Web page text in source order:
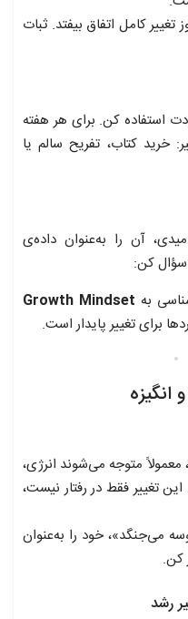
تغییر کامل اتفاق بیفتد. ثبات
استفاده کن. برای هر هفته
خرید کتاب، تفریح سالم یا
آن را به‌عنوان داده‌ی
کن:
به Growth Mindset
برای تغییر پایدار است.
معمولاً متوجه می‌شوند انرژی،
تغییر فقط در رفتار نیست،
می‌جنگد»، خود را به‌عنوان
کن.